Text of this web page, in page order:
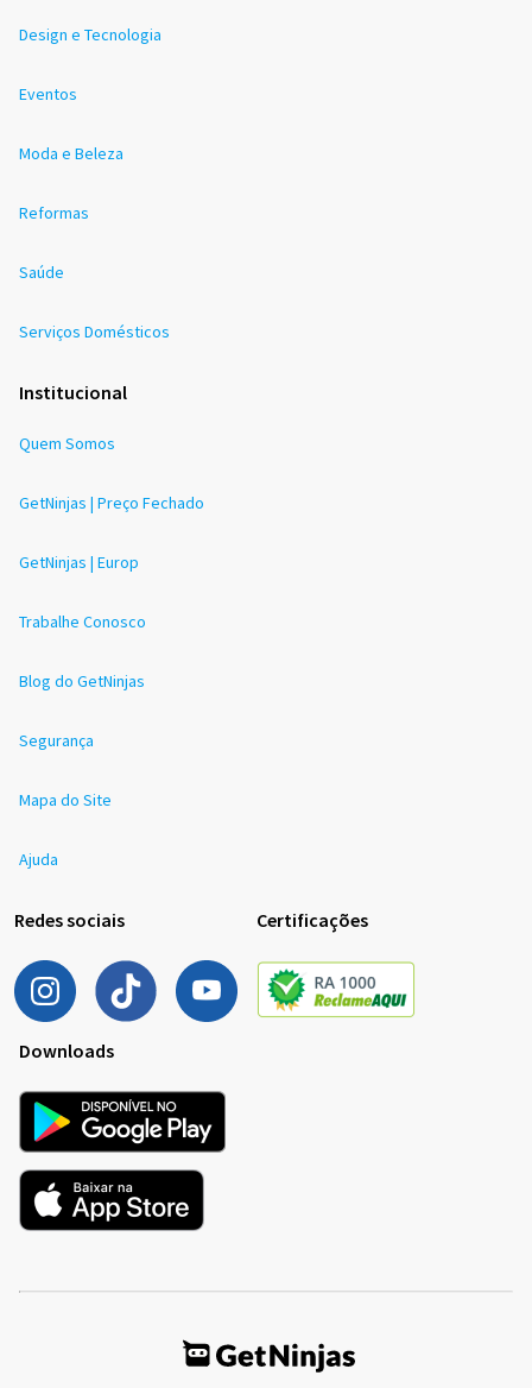
Design e Tecnologia
Eventos
Moda e Beleza
Reformas
Saúde
Serviços Domésticos
Institucional
Quem Somos
GetNinjas | Preço Fechado
GetNinjas | Europ
Trabalhe Conosco
Blog do GetNinjas
Segurança
Mapa do Site
Ajuda
Redes sociais Certificações
Downloads